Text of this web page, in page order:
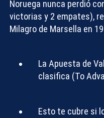
Noruega nunca perdió
victorias y 2 empates),
Milagro de Marsella en
La Apuesta de
clasifica (To
Esto te cubre si